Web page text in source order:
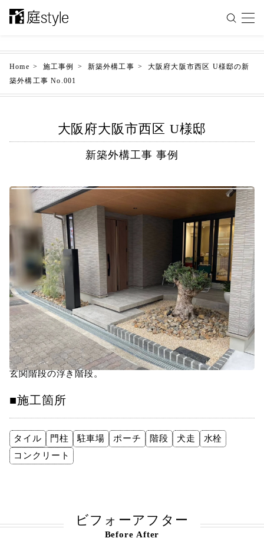
Home 施工事例 新築外構工事
大阪府大阪市西区 U様邸の新
築外構工事 No.001
大阪府大阪市西区 U様邸
新築外構工事 事例
■お客様のご要望＆お悩み
車椅子が通れる駐車場から玄関までの動線。
玄関前にオリーブを植えるスペース。
玄関階段の浮き階段。
■施工箇所
タイル 門柱 駐車場 ポーチ 階段 犬走
水栓
コンクリート
ビフォーアフター
Before After